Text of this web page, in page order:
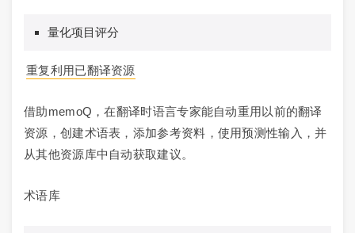
量化项目评分
重复利用已翻译资源
借助memoQ，在翻译时语言专家能自动重用以前的翻译
资源，创建术语表，添加参考资料，使用预测性输入，并
从其他资源库中自动获取建议。
术语库